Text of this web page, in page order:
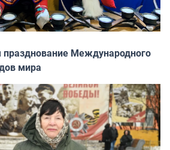
празднование Международного
мира